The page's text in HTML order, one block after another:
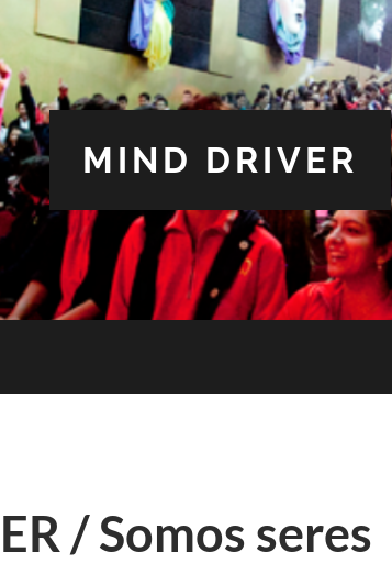
MIND DRIVER
/ Somos seres